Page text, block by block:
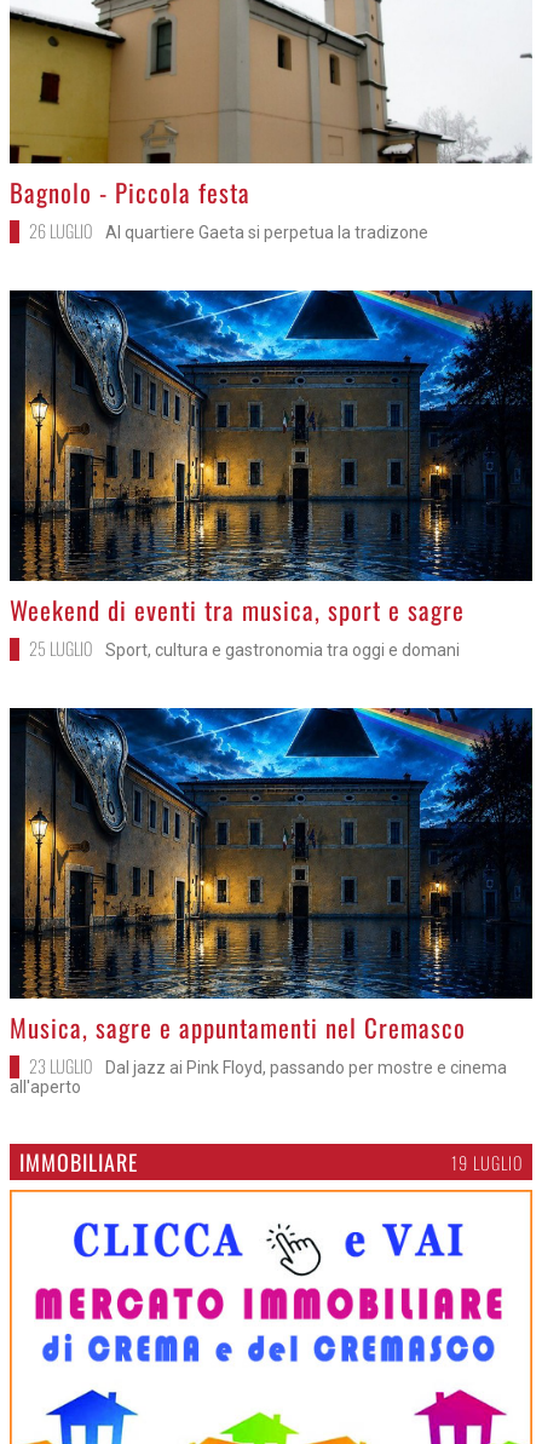
>
Bagnolo - Piccola festa
26 LUGLIO Al quartiere Gaeta si perpetua la tradizone
>
Weekend di eventi tra musica, sport e sagre
25 LUGLIO Sport, cultura e gastronomia tra oggi e domani
>Musica, sagre e appuntamenti nel Cremasco
23 LUGLIO
Dal jazz ai Pink Floyd, passando per mostre e cinema
all'aperto
IMMOBILIARE 19 LUGLIO